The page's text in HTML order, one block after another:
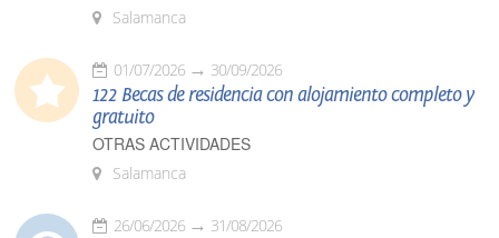
Salamanca
01/07/2026 30/09/2026
122 Becas de residencia con alojamiento completo y
gratuito
OTRAS ACTIVIDADES
Salamanca
26/06/2026 31/08/2026